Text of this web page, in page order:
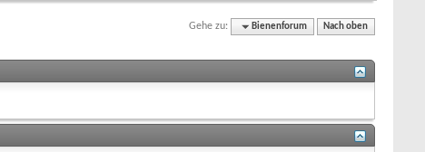
Gehe zu: Bienenforum Nach oben